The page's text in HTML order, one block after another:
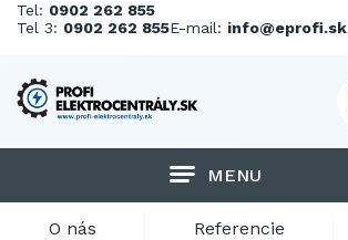
Tel: 0902 262 855
Tel 3: 0902 262 855E-mail: info@eprofi.sk
MENU
O nás Referencie